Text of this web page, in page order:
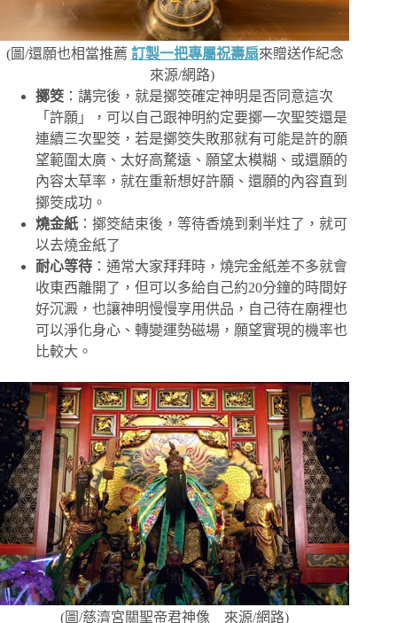
(圖/還願也相當推薦 訂製一把專屬祝壽扇來贈送作紀念
來源/網路)
擲筊 ：講完後，就是擲筊確定神明是否同意這次
「許願」，可以自己跟神明約定要擲一次聖筊還是
連續三次聖筊，若是擲筊失敗那就有可能是許的願
望範圍太廣、太好高騖遠、願望太模糊、或還願的
內容太草率，就在重新想好許願、還願的內容直到
擲筊成功。
燒金紙：擲筊結束後，等待香燒到剩半炷了，就可
以去燒金紙了
耐心等待 ：通常大家拜拜時，燒完金紙差不多就會
收東西離開了，但可以多給自己約20分鐘的時間好
好沉澱，也讓神明慢慢享用供品，自己待在廟裡也
可以淨化身心、轉變運勢磁場，願望實現的機率也
比較大。
(圖/慈濟宮關聖帝君神像 來源/網路)